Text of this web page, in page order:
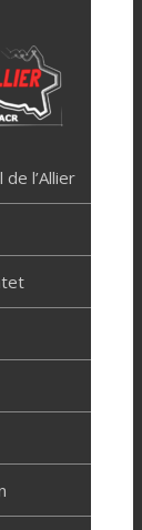
l’Allier